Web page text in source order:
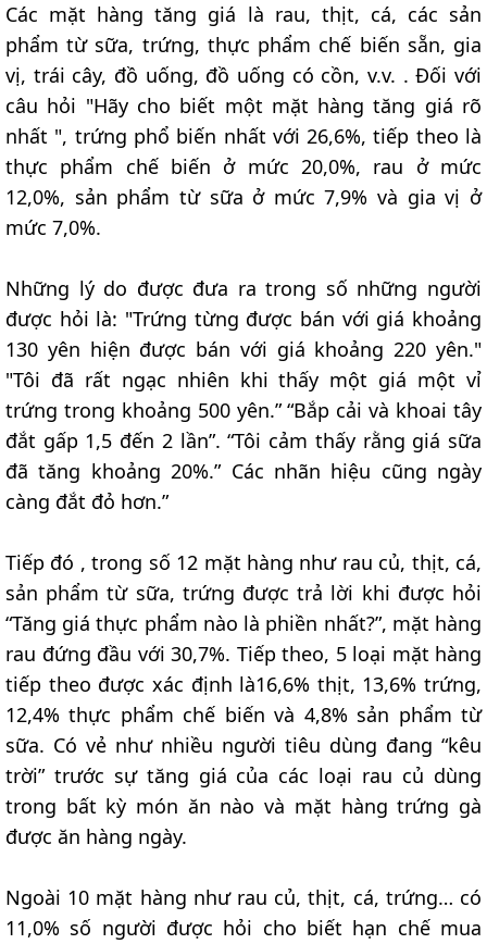
Các mặt hàng tăng giá là rau, thịt, cá, các sản
phẩm từ sữa, trứng, thực phẩm chế biến sẵn, gia
vị, trái cây, đồ uống, đồ uống có cồn, v.v. . Đối với
câu hỏi "Hãy cho biết một mặt hàng tăng giá rõ
nhất ", trứng phổ biến nhất với 26,6%, tiếp theo là
thực phẩm chế biến ở mức 20,0%, rau ở mức
12,0%, sản phẩm từ sữa ở mức 7,9% và gia vị ở
mức 7,0%.
Những lý do được đưa ra trong số những người
được hỏi là: "Trứng từng được bán với giá khoảng
130 yên hiện được bán với giá khoảng 220 yên."
"Tôi đã rất ngạc nhiên khi thấy một giá một vỉ
trứng trong khoảng 500 yên.” “Bắp cải và khoai tây
đắt gấp 1,5 đến 2 lần”. “Tôi cảm thấy rằng giá sữa
đã tăng khoảng 20%.” Các nhãn hiệu cũng ngày
càng đắt đỏ hơn.”
Tiếp đó , trong số 12 mặt hàng như rau củ, thịt, cá,
sản phẩm từ sữa, trứng được trả lời khi được hỏi
“Tăng giá thực phẩm nào là phiền nhất?”, mặt hàng
rau đứng đầu với 30,7%. Tiếp theo, 5 loại mặt hàng
tiếp theo được xác định là16,6% thịt, 13,6% trứng,
12,4% thực phẩm chế biến và 4,8% sản phẩm từ
sữa. Có vẻ như nhiều người tiêu dùng đang “kêu
trời” trước sự tăng giá của các loại rau củ dùng
trong bất kỳ món ăn nào và mặt hàng trứng gà
được ăn hàng ngày.
Ngoài 10 mặt hàng như rau củ, thịt, cá, trứng… có
11,0% số người được hỏi cho biết hạn chế mua